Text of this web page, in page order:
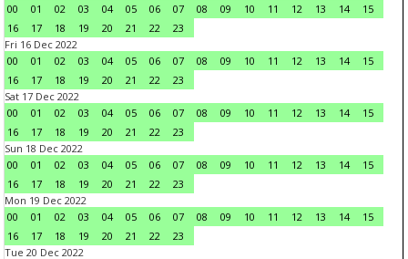
00
01 02 03 04 05 06 07 08 09 10 11 12 13 14
15
16
17 18 19 20 21 22
23
Fri 16 Dec 2022
00
01 02 03 04 05 06 07 08 09 10 11 12 13 14
15
16
17 18 19 20 21 22
23
Sat 17 Dec 2022
00
01 02 03 04 05 06 07 08 09 10 11 12 13 14
15
16
17 18 19 20 21 22
23
Sun 18 Dec 2022
00
01 02 03 04 05 06 07 08 09 10 11 12 13 14
15
16
17 18 19 20 21 22
23
Mon 19 Dec 2022
00
01 02 03 04 05 06 07 08 09 10 11 12 13 14
15
16
17 18 19 20 21 22
23
Tue 20 Dec 2022